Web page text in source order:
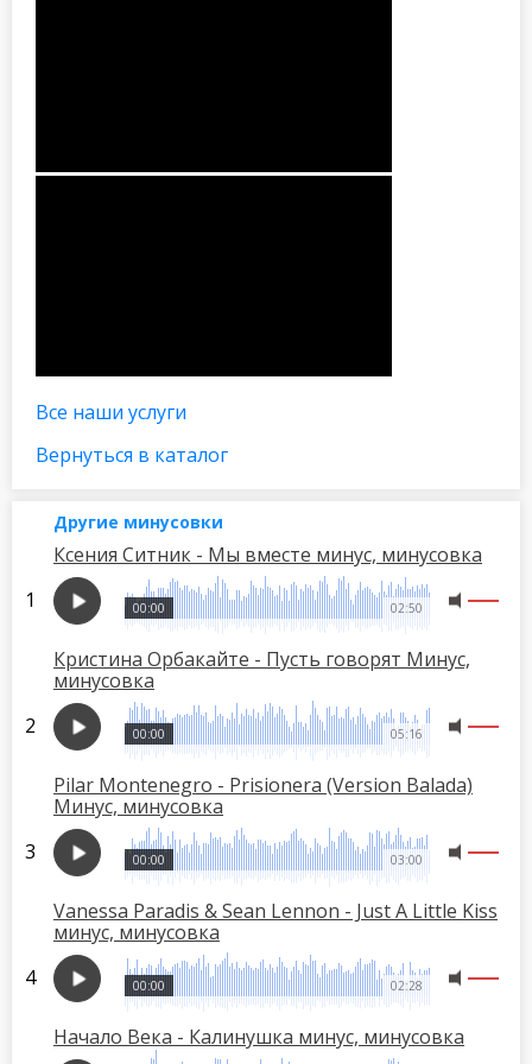
Все наши услуги
Вернуться в каталог
Другие минусовки
Ксения Ситник - Мы вместе минус, минусовка
02:50
00:00
Кристина Орбакайте - Пусть говорят Минус,
минусовка
05:16
00:00
Pilar Montenegro - Prisionera (Version Balada)
Минус, минусовка
03:00
00:00
Vanessa Paradis & Sean Lennon - Just A Little Kiss
минус, минусовка
02:28
00:00
Начало Века - Калинушка минус, минусовка